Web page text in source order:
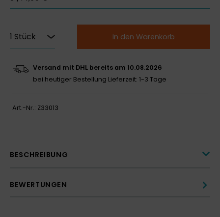
In den Warenkorb
Versand mit DHL bereits am 10.08.2026
bei heutiger Bestellung Lieferzeit: 1-3 Tage
Art.-Nr.: Z33013
BESCHREIBUNG
BEWERTUNGEN